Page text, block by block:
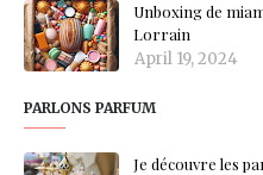
Unboxing de
Lorrain
April 19, 2024
PARLONS PARFUM
Je découvre les